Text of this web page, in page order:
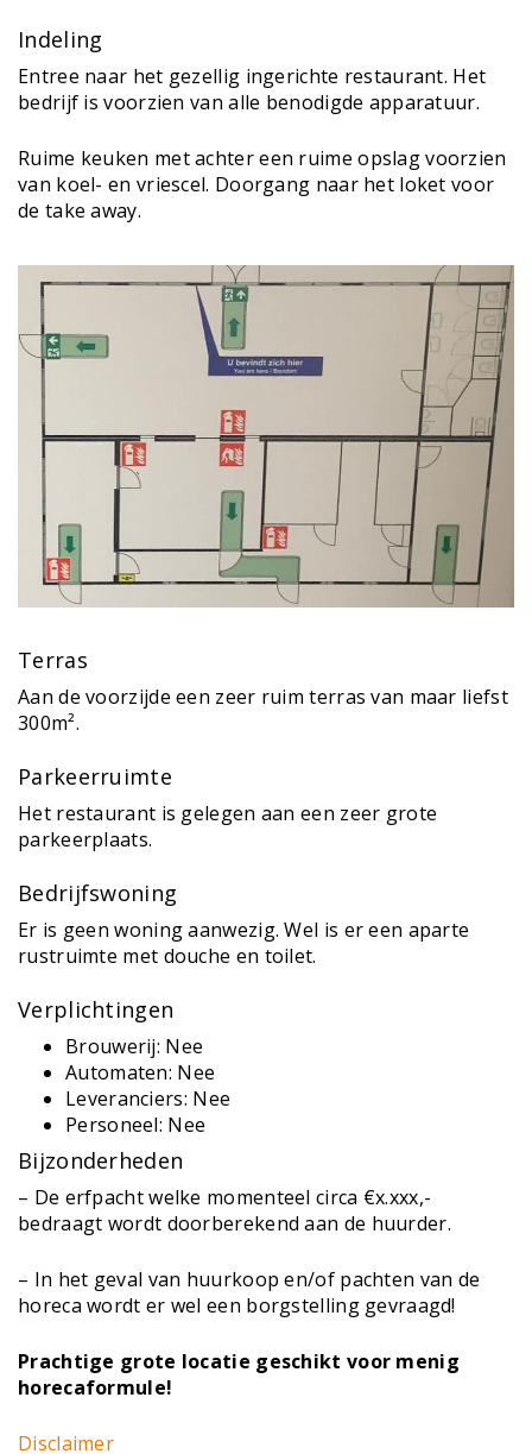
Indeling
Entree naar het gezellig ingerichte restaurant. Het
bedrijf is voorzien van alle benodigde apparatuur.
Ruime keuken met achter een ruime opslag voorzien
van koel- en vriescel. Doorgang naar het loket voor
de take away.
Terras
Aan de voorzijde een zeer ruim terras van maar liefst
300m².
Parkeerruimte
Het restaurant is gelegen aan een zeer grote
parkeerplaats.
Bedrijfswoning
Er is geen woning aanwezig. Wel is er een aparte
rustruimte met douche en toilet.
Verplichtingen
Brouwerij: Nee
Automaten: Nee
Leveranciers: Nee
Personeel: Nee
Bijzonderheden
– De erfpacht welke momenteel circa €x.xxx,-
bedraagt wordt doorberekend aan de huurder.
– In het geval van huurkoop en/of pachten van de
horeca wordt er wel een borgstelling gevraagd!
Prachtige grote locatie geschikt voor menig
horecaformule!
Disclaimer